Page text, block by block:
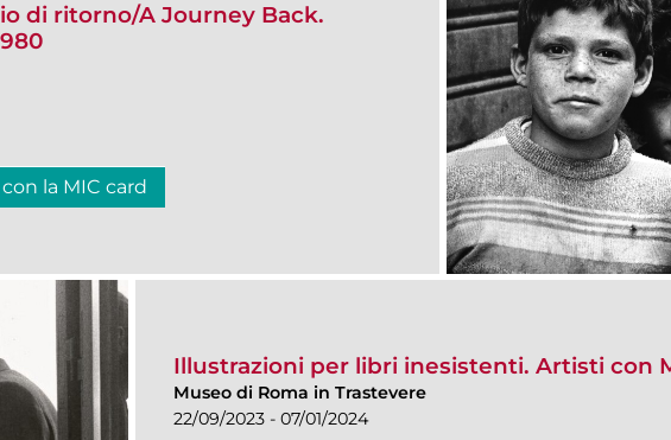
di ritorno/A Journey Back.
la MIC card
Illustrazioni per libri inesistenti. Artisti con
Museo di Roma in Trastevere
22/09/2023 - 07/01/2024